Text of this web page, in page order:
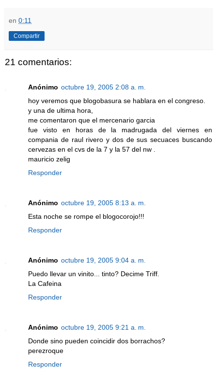
en 0:11
Compartir
21 comentarios:
Anónimo octubre 19, 2005 2:08 a. m.
hoy veremos que blogobasura se hablara en el congreso.
y una de ultima hora,
me comentaron que el mercenario garcia
fue visto en horas de la madrugada del viernes en
compania de raul rivero y dos de sus secuaces buscando
cervezas en el cvs de la 7 y la 57 del nw .
mauricio zelig
Responder
Anónimo octubre 19, 2005 8:13 a. m.
Esta noche se rompe el blogocorojo!!!
Responder
Anónimo octubre 19, 2005 9:04 a. m.
Puedo llevar un vinito... tinto? Decime Triff.
La Cafeina
Responder
Anónimo octubre 19, 2005 9:21 a. m.
Donde sino pueden coincidir dos borrachos?
perezroque
Responder